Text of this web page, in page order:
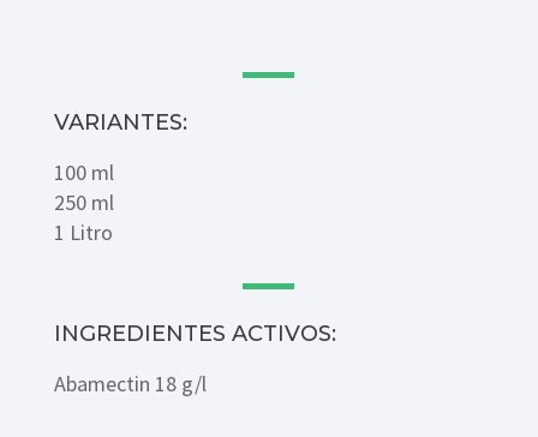
VARIANTES:
100 ml
250 ml
1 Litro
INGREDIENTES ACTIVOS:
Abamectin 18 g/l